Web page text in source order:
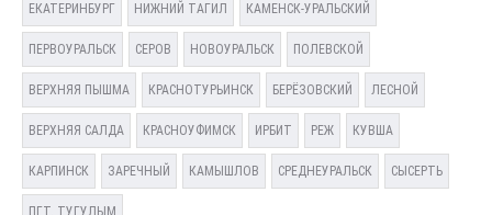
ЕКАТЕРИНБУРГ НИЖНИЙ ТАГИЛ КАМЕНСК-УРАЛЬСКИЙ
ПЕРВОУРАЛЬСК СЕРОВ НОВОУРАЛЬСК ПОЛЕВСКОЙ
ВЕРХНЯЯ ПЫШМА КРАСНОТУРЬИНСК БЕРЁЗОВСКИЙ ЛЕСНОЙ
ВЕРХНЯЯ САЛДА КРАСНОУФИМСК ИРБИТ РЕЖ КУВША
КАРПИНСК ЗАРЕЧНЫЙ КАМЫШЛОВ СРЕДНЕУРАЛЬСК СЫСЕРТЬ
ПГТ. ТУГУЛЫМ